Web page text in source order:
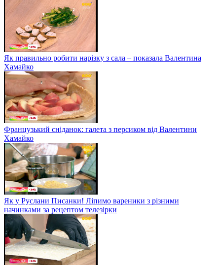
Як правильно робити нарізку з сала – показала Валентина
Хамайко
Французький сніданок: галета з персиком від Валентини
Хамайко
Як у Руслани Писанки! Ліпимо вареники з різними
начинками за рецептом телезірки